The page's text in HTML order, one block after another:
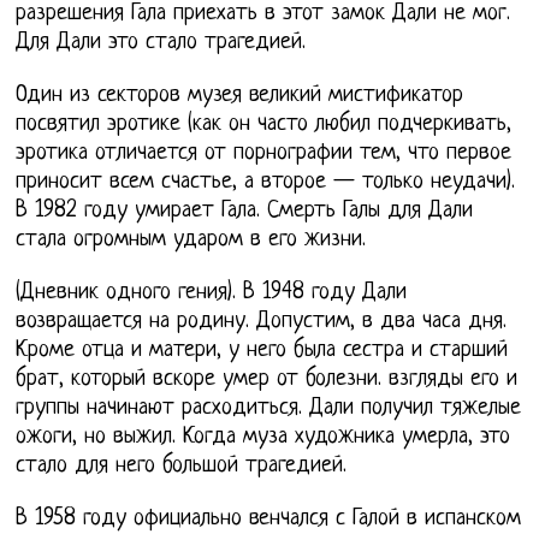
разрешения Гала приехать в этот замок Дали не мог.
Для Дали это стало трагедией.
Один из секторов музея великий мистификатор
посвятил эротике (как он часто любил подчеркивать,
эротика отличается от порнографии тем, что первое
приносит всем счастье, а второе — только неудачи).
В 1982 году умирает Гала. Смерть Галы для Дали
стала огромным ударом в его жизни.
(Дневник одного гения). В 1948 году Дали
возвращается на родину. Допустим, в два часа дня.
Кроме отца и матери, у него была сестра и старший
брат, который вскоре умер от болезни. взгляды его и
группы начинают расходиться. Дали получил тяжелые
ожоги, но выжил. Когда муза художника умерла, это
стало для него большой трагедией.
В 1958 году официально венчался с Галой в испанском